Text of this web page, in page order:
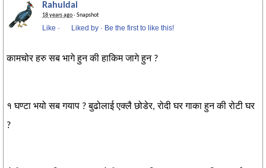
Rahuldai
18 years ago· Snapshot
Like · Liked by · Be the first to like this!
कामचोर हरु सब भागे हुन की हाकिम जागे हुन ?
१ घण्टा भयो सब गयाप ? बुढोलाई एक्लै छोडेर, रोदी घर गाका हुन की रोटी घर
?